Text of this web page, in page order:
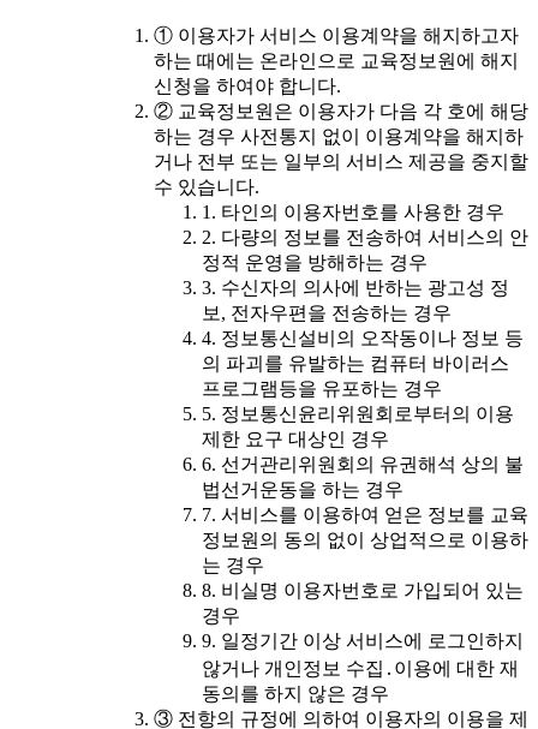
① 이용자가 서비스 이용계약을 해지하고자
하는 때에는 온라인으로 교육정보원에 해지
신청을 하여야 합니다.
② 교육정보원은 이용자가 다음 각 호에 해당
하는 경우 사전통지 없이 이용계약을 해지하
거나 전부 또는 일부의 서비스 제공을 중지할
수 있습니다.
1. 타인의 이용자번호를 사용한 경우
2. 다량의 정보를 전송하여 서비스의 안
정적 운영을 방해하는 경우
3. 수신자의 의사에 반하는 광고성 정
보, 전자우편을 전송하는 경우
4. 정보통신설비의 오작동이나 정보 등
의 파괴를 유발하는 컴퓨터 바이러스
프로그램등을 유포하는 경우
5. 정보통신윤리위원회로부터의 이용
제한 요구 대상인 경우
6. 선거관리위원회의 유권해석 상의 불
법선거운동을 하는 경우
7. 서비스를 이용하여 얻은 정보를 교육
정보원의 동의 없이 상업적으로 이용하
는 경우
8. 비실명 이용자번호로 가입되어 있는
경우
9. 일정기간 이상 서비스에 로그인하지
않거나 개인정보 수집․이용에 대한 재
동의를 하지 않은 경우
③ 전항의 규정에 의하여 이용자의 이용을 제